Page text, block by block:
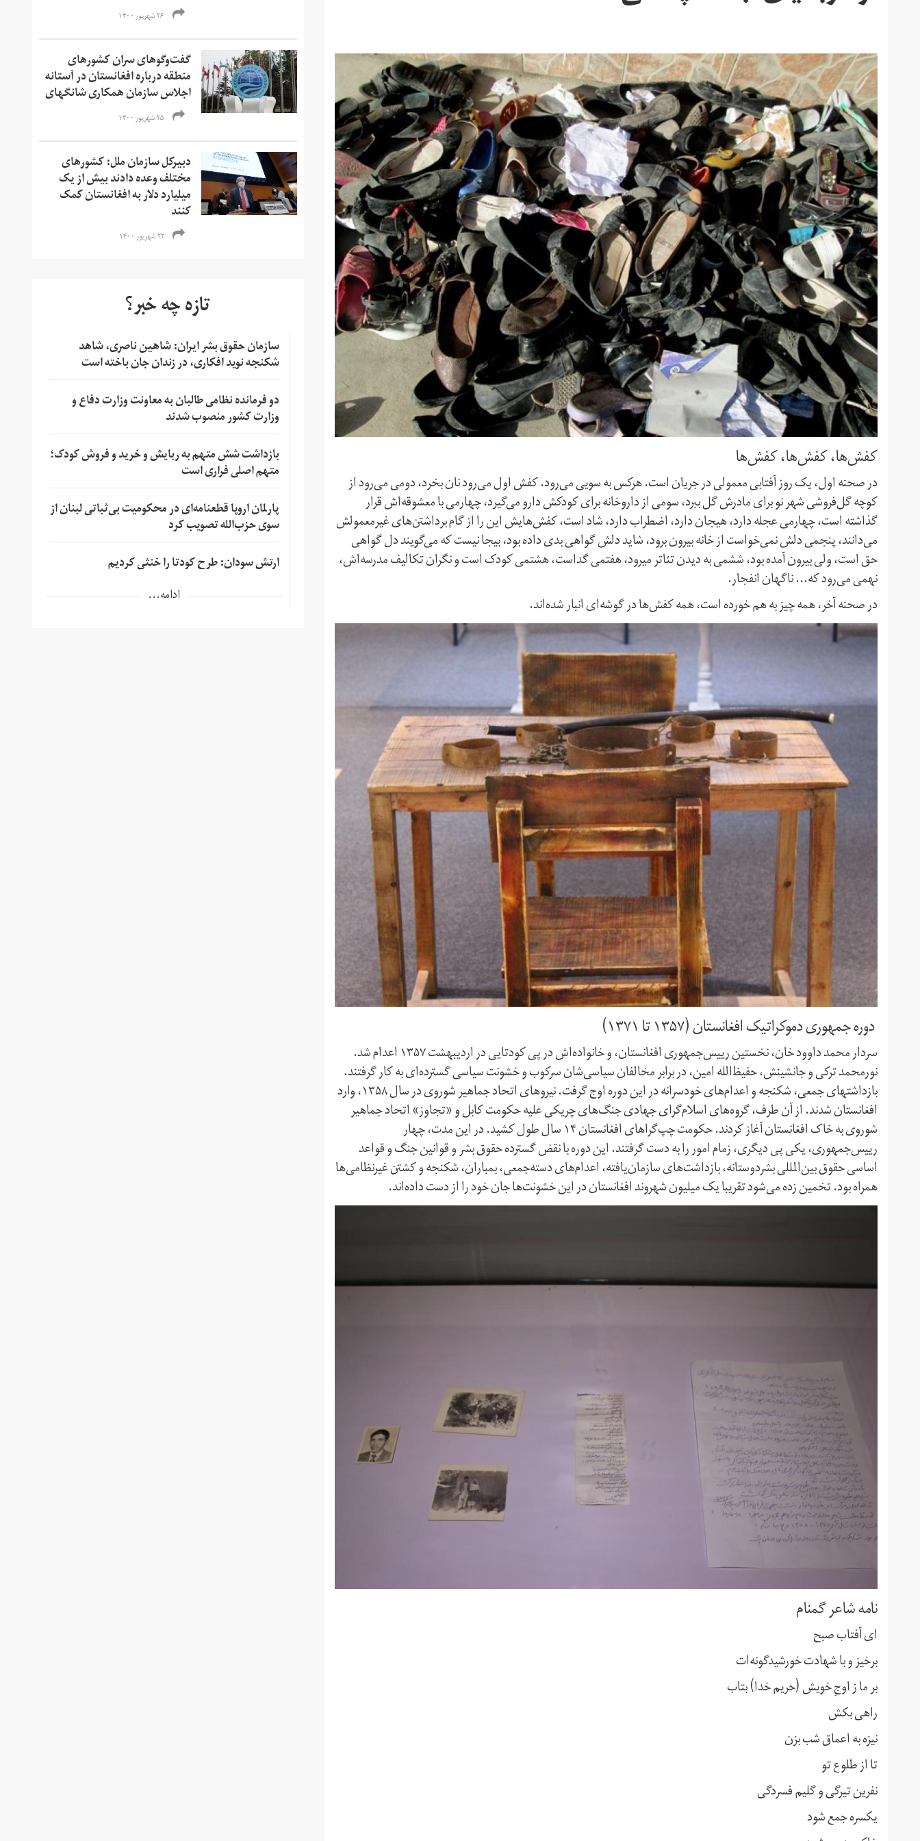
کفش‌ها، کفش‌ها، کفش‌ها
در صحنه اول، یک روز آفتابی معمولی در جریان است. هرکس به سویی می‌رود. کفش اول می‌رود نان بخرد، دومی می‌رود از
کوچه گل‌فروشی شهر نو برای مادرش گل ببرد، سومی از داروخانه برای کودکش دارو می‌گیرد، چهارمی با معشوقه‌اش قرار
گذاشته است، چهارمی عجله دارد، هیجان دارد، اضطراب دارد، شاد است، کفش‌هایش این را از گام‌ برداشتن‌های غیر‌معمولش
می‌دانند، پنجمی دلش نمی‌خواست از خانه بیرون برود، شاید دلش گواهی بدی داده بود، بیجا نیست که می‌گویند دل گواهی
حق است، ولی بیرون آمده بود، ششمی به دیدن تئاتر می‎رود، هفتمی گداست، هشتمی کودک است و نگران تکالیف مدرسه‌اش،
نهمی می‌رود که... ناگهان انفجار.
در صحنه آخر، همه‌ چیز به هم خورده است، همه کفش‌ها در گوشه‌ای انبار شده‌اند.
دوره جمهوری دموکراتیک افغانستان (۱۳۵۷ تا ۱۳۷۱)
سردار محمد‌ داوود خان، نخستین رییس‌جمهوری افغانستان، و خانواده‌اش در پی کودتایی در اردیبهشت ۱۳۵۷ اعدام شد.
نور‌محمد ترکی و جانشینش، حفیظ‌‌‌الله امین، در برابر مخالفان سیاسی‌شان سرکوب و خشونت سیاسی گسترده‌ای به کار گرفتند.
بازداشت‎های جمعی، شکنجه و اعدام‌های خودسرانه در این دوره اوج گرفت. نیروهای اتحاد جماهیر شوروی در سال ۱۳۵۸، وارد
افغانستان شدند. از آن طرف، گروه‌های اسلام‌گرای جهادی جنگ‌های چریکی علیه حکومت کابل و «تجاوز» اتحاد جماهیر
شوروی به خاک افغانستان آغاز کردند. حکومت چپ‌گراهای افغانستان ۱۴ سال طول کشید. در این مدت، چهار
رییس‌جمهوری، یکی پی دیگری، زمام امور را به دست گرفتند. این دوره با نقض گسترده حقوق بشر و قوانین جنگ و قواعد
اساسی حقوق بین‌المللی بشردوستانه، بازداشت‌های سازمان‌یافته، اعدام‌های دسته‌جمعی، بمباران، شکنجه و کشتن غیرنظامی‌ها
همراه بود. تخمین زده می‌شود تقریبا یک میلیون شهروند افغانستان در این خشونت‌ها جان خود را از دست داده‌اند.
نامه شاعر گمنام
ای آفتاب صبح
برخیز و با شهادت خورشیدگونه‌ات
بر ما ز اوجِ خویش (حریم خدا) بتاب
راهی بکش
نیزه به اعماق شب بزن
تا از طلوع تو
نفرین تیرگی و گلیم فسردگی
یکسره جمع شود
۲۶ شهریور ۱۴۰۰
گفت‌وگوهای سران کشورهای
منطقه درباره افغانستان در آستانه
اجلاس سازمان همکاری شانگهای
۲۵ شهریور ۱۴۰۰
دبیرکل سازمان ملل: کشورهای
مختلف وعده دادند بیش از یک
میلیارد دلار به افغانستان کمک
کنند
۲۲ شهریور ۱۴۰۰
تازه چه خبر؟
سازمان حقوق بشر ایران: شاهین ناصری، شاهد
شکنجه نوید افکاری، در زندان جان باخته است
دو فرمانده نظامی طالبان به معاونت وزارت دفاع و
وزارت کشور منصوب شدند
بازداشت شش متهم به ربایش و خرید و فروش کودک؛
متهم اصلی فراری است
پارلمان اروپا قطعنامه‌ای در محکومیت بی‌ثباتی لبنان از
سوی حزب‌الله تصویب کرد
ارتش سودان: طرح کودتا را خنثی کردیم
ادامه...